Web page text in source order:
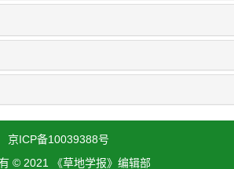
京ICP备10039388号
© 2021 《草地学报》编辑部